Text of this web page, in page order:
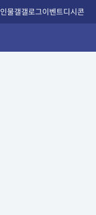
인물갤갤로그이벤트디시콘